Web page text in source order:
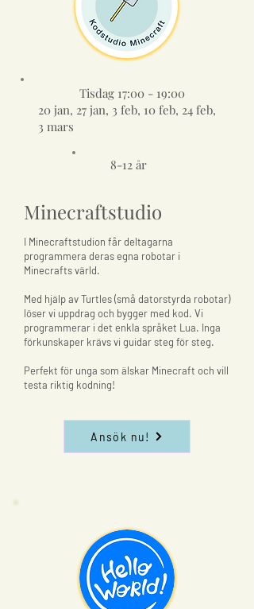
Tisdag 17:00 - 19:00
20 jan, 27 jan, 3 feb, 10 feb, 24 feb,
3 mars
8-12 år
Minecraftstudio
I Minecraftstudion får deltagarna
programmera deras egna robotar i
Minecrafts värld.
Med hjälp av Turtles (små datorstyrda robotar)
löser vi uppdrag och bygger med kod. Vi
programmerar i det enkla språket Lua. Inga
förkunskaper krävs vi guidar steg för steg.
Perfekt för unga som älskar Minecraft och vill
testa riktig kodning!
Ansök nu!